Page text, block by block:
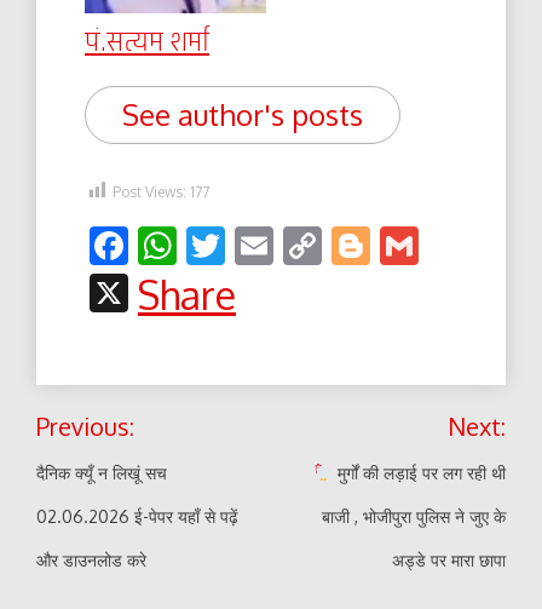
पं.सत्यम शर्मा
See author's posts
Post Views: 177
Facebook
WhatsApp
Twitter
EmailCopyBlogger
X
Share
Post
navigation
Previous:
दैनिक क्यूँ न लिखूं सच
02.06.2026 ई-पेपर यहाँ से पढ़ें
और डाउनलोड करे
Next:
मुर्गों की लड़ाई पर लग रही थी
बाजी , भोजीपुरा पुलिस ने जुए के
अड्डे पर मारा छापा